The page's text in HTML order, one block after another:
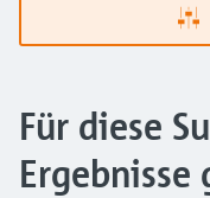
Für diese
Ergebnisse